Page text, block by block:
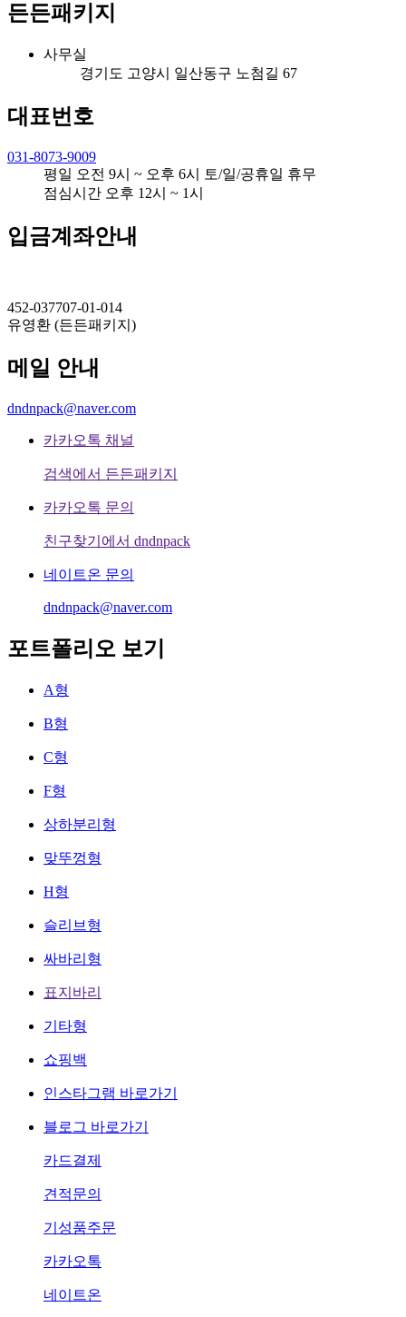
든든패키지
사무실
경기도 고양시 일산동구 노첨길 67
대표번호
031-8073-9009
평일 오전 9시 ~ 오후 6시 토/일/공휴일 휴무
점심시간 오후 12시 ~ 1시
입금계좌안내
452-037707-01-014
유영환 (든든패키지)
메일 안내
dndnpack@naver.com
카카오톡 채널
검색에서 든든패키지
카카오톡 문의
친구찾기에서 dndnpack
네이트온 문의
dndnpack@naver.com
포트폴리오 보기
A형
B형
C형
F형
상하분리형
맞뚜껑형
H형
슬리브형
싸바리형
표지바리
기타형
쇼핑백
인스타그램 바로가기
블로그 바로가기
카드결제
견적문의
기성품주문
카카오톡
네이트온